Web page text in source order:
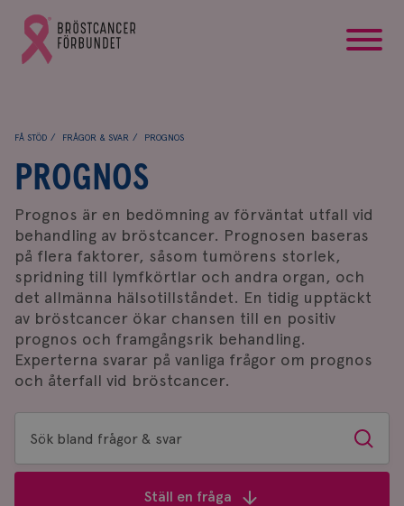
Gå
till
Bröstcancerförbundets
FÅ STÖD FRÅGOR & SVAR PROGNOS
PROGNOS
Prognos är en bedömning av förväntat utfall vid
behandling av bröstcancer. Prognosen baseras
på flera faktorer, såsom tumörens storlek,
spridning till lymfkörtlar och andra organ, och
det allmänna hälsotillståndet. En tidig upptäckt
av bröstcancer ökar chansen till en positiv
prognos och framgångsrik behandling.
Experterna svarar på vanliga frågor om prognos
och återfall vid bröstcancer.
Sök
bland
Sök
Ställ en fråga